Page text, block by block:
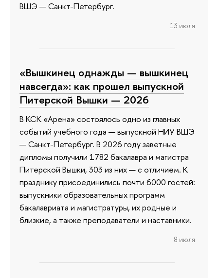
ВШЭ — Санкт-Петербург.
13 июля
«Вышкинец однажды — вышкинец
навсегда»: как прошел выпускной
Питерской Вышки — 2026
В КСК «Арена» состоялось одно из главных
событий учебного года — выпускной НИУ ВШЭ
— Санкт-Петербург. В 2026 году заветные
дипломы получили 1782 бакалавра и магистра
Питерской Вышки, 303 из них — с отличием. К
празднику присоединились почти 6000 гостей:
выпускники образовательных программ
бакалавриата и магистратуры, их родные и
близкие, а также преподаватели и наставники.
8 июля